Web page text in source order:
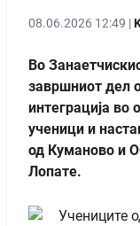
08.06.2026 12:49 |
Во
завршниот дел
интеграција во
ученици и
од Куманово и
Лопате.